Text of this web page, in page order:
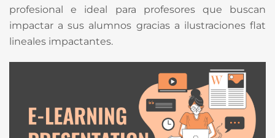
profesional e ideal para profesores que buscan
impactar a sus alumnos gracias a ilustraciones flat
lineales impactantes.